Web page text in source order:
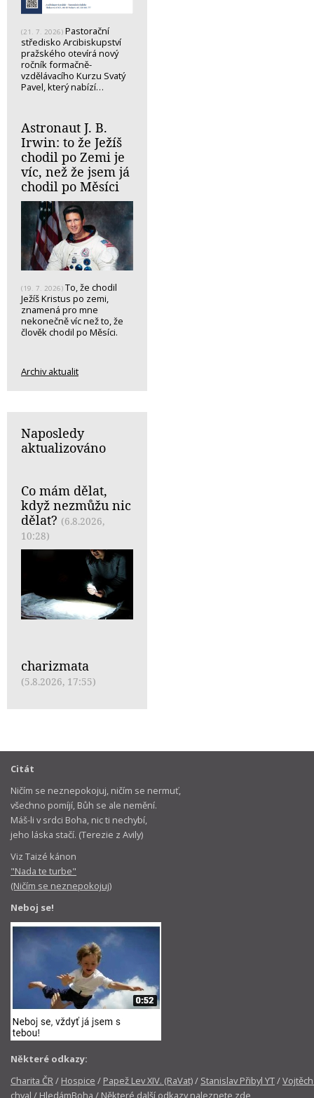
(21. 7. 2026) Pastorační
středisko Arcibiskupství
pražského otevírá nový
ročník formačně-
vzdělávacího Kurzu Svatý
Pavel, který nabízí…
Astronaut J. B.
Irwin: to že Ježíš
chodil po Zemi je
víc, než že jsem já
chodil po Měsíci
(19. 7. 2026) To, že chodil
Ježíš Kristus po zemi,
znamená pro mne
nekonečně víc než to, že
člověk chodil po Měsíci.
Archiv aktualit
Naposledy
aktualizováno
Co mám dělat,
když nezmůžu nic
dělat? (6.8.2026,
10:28)
charizmata
(5.8.2026, 17:55)
Citát
Ničím se neznepokojuj, ničím se nermuť,
všechno pomíjí, Bůh se ale nemění.
Máš-li v srdci Boha, nic ti nechybí,
jeho láska stačí. (Terezie z Avily)
Viz Taizé kánon
"Nada te turbe"
(Ničím se neznepokojuj)
Neboj se!
Některé odkazy:
Charita ČR/ Hospice / Papež Lev XIV. (RaVat)/ Stanislav Přibyl YT/
chval / HledámBoha / Některé další odkazy naleznete zde